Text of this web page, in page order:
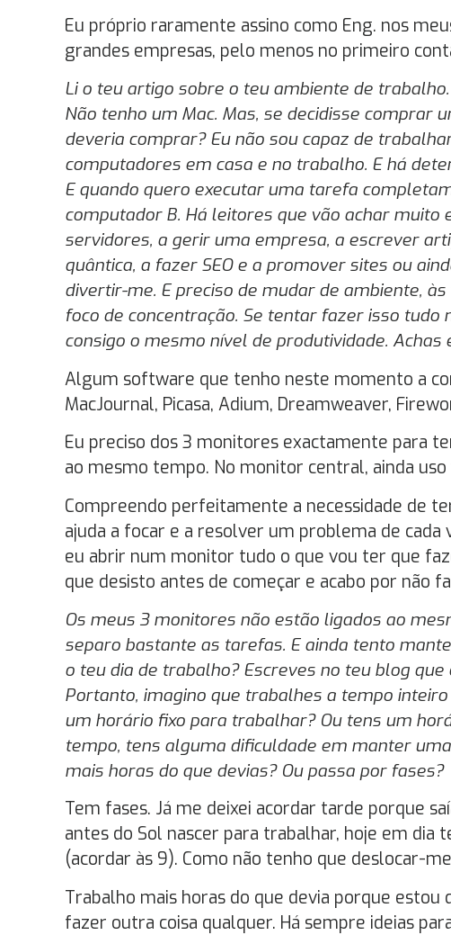
Eu próprio raramente assino como Eng. nos
grandes empresas, pelo menos no primeiro
Li o teu artigo sobre o teu ambiente de
Não tenho um Mac. Mas, se decidisse comprar
deveria comprar? Eu não sou capaz de
computadores em casa e no trabalho. E há
E quando quero executar uma tarefa
computador B. Há leitores que vão achar
servidores, a gerir uma empresa, a escrever
quântica, a fazer SEO e a promover sites ou
divertir-me. E preciso de mudar de ambiente,
foco de concentração. Se tentar fazer isso
consigo o mesmo nível de produtividade. Achas
Algum software que tenho neste momento a
MacJournal, Picasa, Adium, Dreamweaver,
Eu preciso dos 3 monitores exactamente para
ao mesmo tempo. No monitor central, ainda uso
Compreendo perfeitamente a necessidade de
ajuda a focar e a resolver um problema de
eu abrir num monitor tudo o que vou ter que
que desisto antes de começar e acabo por não
Os meus 3 monitores não estão ligados ao
separo bastante as tarefas. E ainda tento
o teu dia de trabalho? Escreves no teu blog
Portanto, imagino que trabalhes a tempo
um horário fixo para trabalhar? Ou tens um
tempo, tens alguma dificuldade em manter
mais horas do que devias? Ou passa por fases?
Tem fases. Já me deixei acordar tarde porque
antes do Sol nascer para trabalhar, hoje em
(acordar às 9). Como não tenho que deslocar-
Trabalho mais horas do que devia porque
fazer outra coisa qualquer. Há sempre ideias